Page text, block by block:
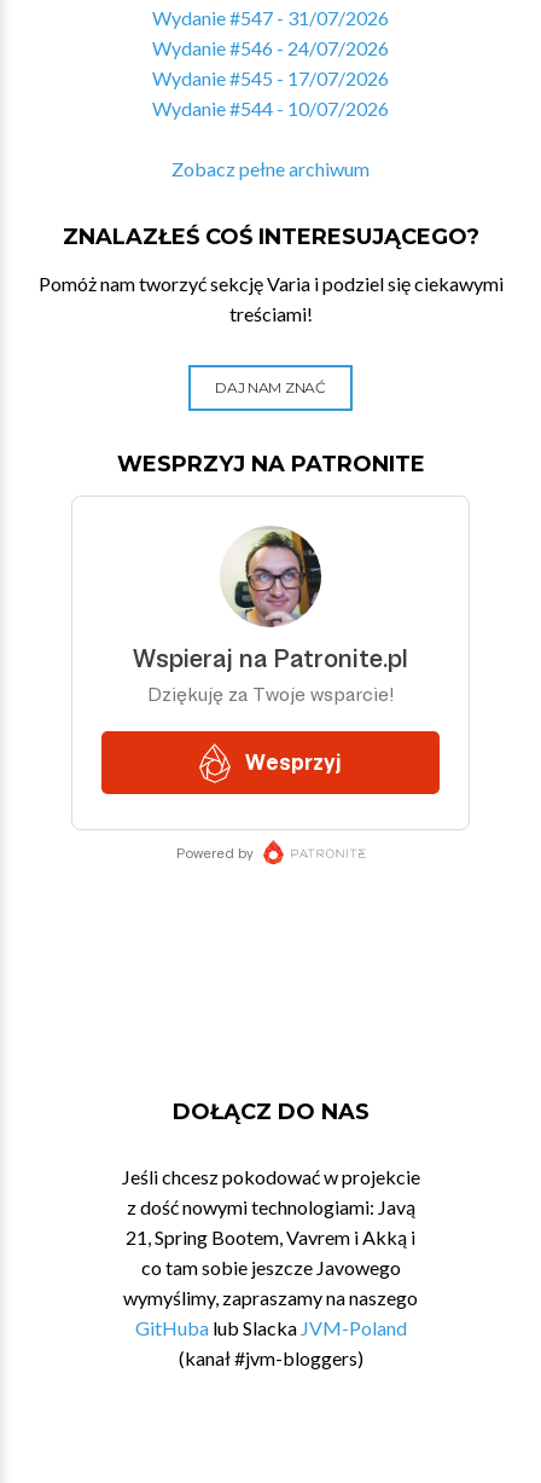
Wydanie #547 - 31/07/2026
Wydanie #546 - 24/07/2026
Wydanie #545 - 17/07/2026
Wydanie #544 - 10/07/2026
Zobacz pełne archiwum
ZNALAZŁEŚ COŚ INTERESUJĄCEGO?
Pomóż nam tworzyć sekcję Varia i podziel się ciekawymi
treściami!
DAJ NAM ZNAĆ
WESPRZYJ NA PATRONITE
DOŁĄCZ DO NAS
Jeśli chcesz pokodować w projekcie
z dość nowymi technologiami: Javą
21, Spring Bootem, Vavrem i Akką i
co tam sobie jeszcze Javowego
wymyślimy, zapraszamy na naszego
GitHubalub Slacka JVM-Poland
(kanał #jvm-bloggers)